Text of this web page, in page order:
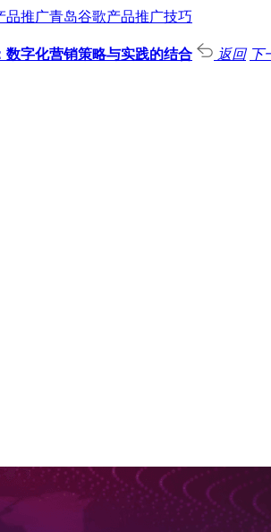
品推广青岛谷歌产品推广技巧
数字化营销策略与实践的结合 返回 下